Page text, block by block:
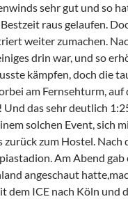
sehr gut und so
raus gelaufen.
weiter zumachen.
drin war, und so
kämpfen, doch die
am Fernsehturm,
das sehr deutlich
solchen Event, sich
zum Hostel.
Am Abend
angeschaut
dem ICE nach Köln